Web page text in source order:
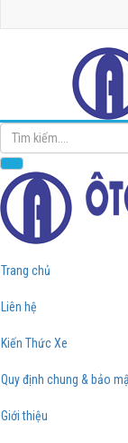
Trang chủ
Liên hệ
Kiến Thức Xe
Quy định chung & bảo
Giới thiệu